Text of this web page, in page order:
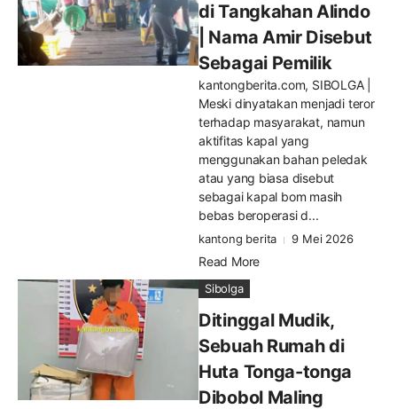
di Tangkahan Alindo
| Nama Amir Disebut
Sebagai Pemilik
kantongberita.com, SIBOLGA |
Meski dinyatakan menjadi teror
terhadap masyarakat, namun
aktifitas kapal yang
menggunakan bahan peledak
atau yang biasa disebut
sebagai kapal bom masih
bebas beroperasi d...
kantong berita 9 Mei 2026
Read More
Sibolga
Ditinggal Mudik,
Sebuah Rumah di
Huta Tonga-tonga
Dibobol Maling